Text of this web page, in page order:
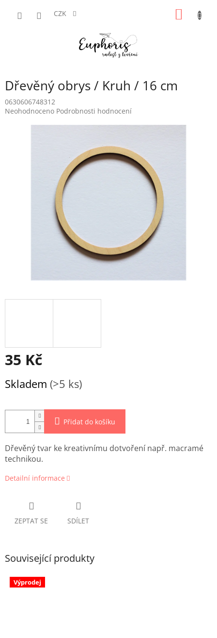
CZK
Dřevěný obrys / Kruh / 16 cm
0630606748312
Průměrné
Neohodnoceno Podrobnosti hodnocení
35 Kč
cena:
Skladem (>5 ks)
Přidat do košíku
Dřevěný tvar ke kreativnímu dotvoření např. macramé
technikou.
Detailní informace
ZEPTAT SE SDÍLET
Související produkty
Výprodej